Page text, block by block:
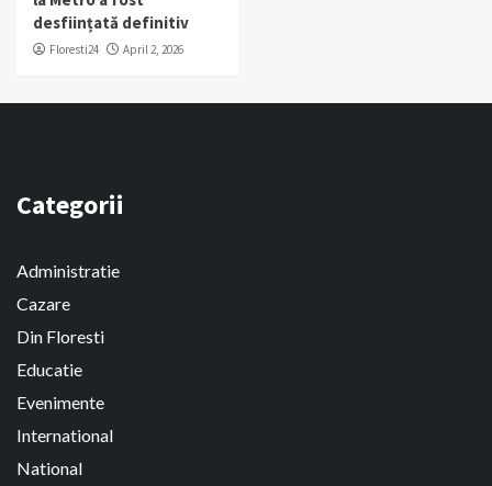
desființată definitiv
Floresti24 April 2, 2026
Categorii
Administratie
Cazare
Din Floresti
Educatie
Evenimente
International
National